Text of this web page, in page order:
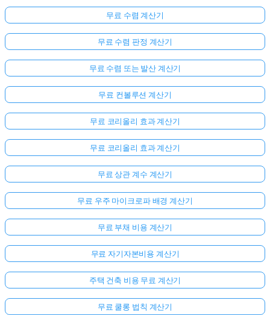
무료 수렴 계산기
무료 수렴 판정 계산기
무료 수렴 또는 발산 계산기
무료 컨볼루션 계산기
무료 코리올리 효과 계산기
무료 코리올리 효과 계산기
무료 상관 계수 계산기
무료 우주 마이크로파 배경 계산기
무료 부채 비용 계산기
무료 자기자본비용 계산기
주택 건축 비용 무료 계산기
무료 쿨롱 법칙 계산기